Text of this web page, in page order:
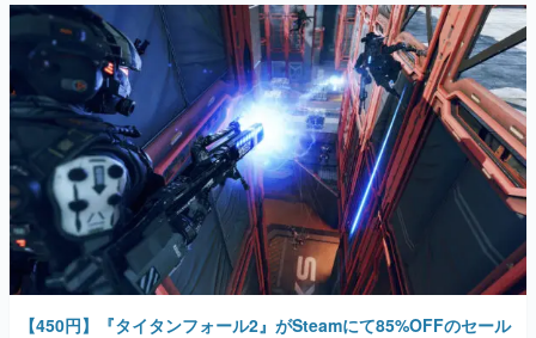
【450円】『タイタンフォール2』がSteamにて85%OFFのセール